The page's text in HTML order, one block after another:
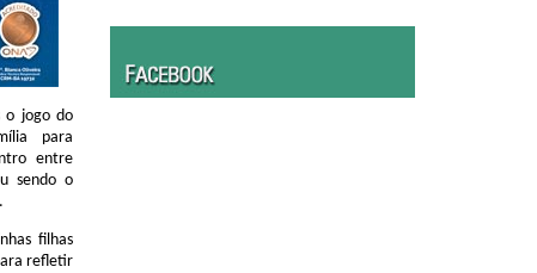
o jogo do
para
entre
sendo o
filhas
refletir